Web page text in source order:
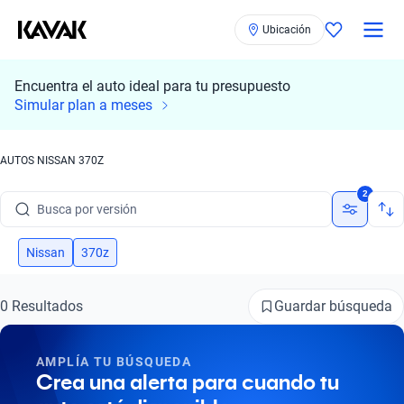
Ubicación
Encuentra el auto ideal para tu presupuesto
Simular plan a meses
AUTOS NISSAN 370Z
Busca por modelo
Busca por versión
Busca por año
Busca por modelo
Busca por versión
2
Nissan 370z
0 Resultados Guardar búsqueda
AMPLÍA TU BÚSQUEDA
Crea una alerta para cuando tu